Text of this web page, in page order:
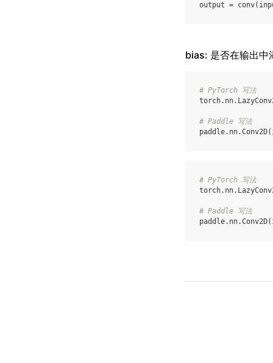
output = conv(
bias: 是否在输出中
# PyTorch 写法
torch. nn.
# Paddle 写法
paddle. nn.Conv2D(
# PyTorch 写法
torch. nn.
# Paddle 写法
paddle. nn.Conv2D(